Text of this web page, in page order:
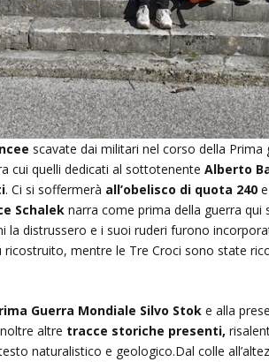
scavate dai militari nel corso della
cui quelli dedicati al sottotenenteAlberto
. Ci si soffermerà all’obelisco di quota 240
Schalek narra come prima della guerra qui
la distrussero e i suoi ruderi furono
ricostruito, mentre le Tre Croci sono state
Guerra Mondiale Silvo Stok e alla
altre tracce storiche presenti,
naturalistico e geologico.Dal colle